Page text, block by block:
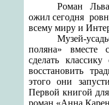
Роман
ожил сегодня
всему миру и
Музей-
поляна» вместе
сделать
восстановить
этого они
Первой книгой
роман «Анна